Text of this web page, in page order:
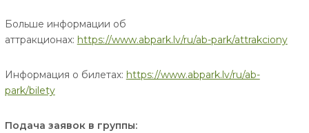
Больше информации об
аттракционах: https://www.abpark.lv/ru/ab-park/attrakciony
Информация о билетах: https://www.abpark.lv/ru/ab-
park/bilety
Подача заявок в группы: